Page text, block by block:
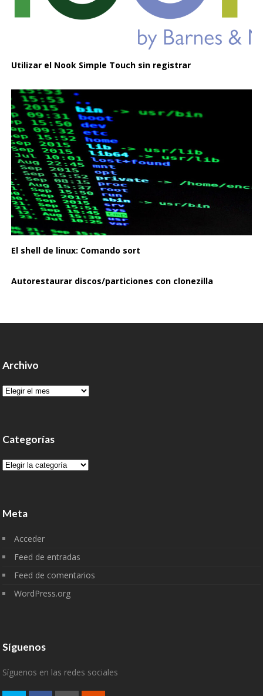
Utilizar el Nook Simple Touch sin registrar
El shell de linux: Comando sort
Autorestaurar discos/particiones con clonezilla
Archivo
Archivo
Categorías
Categorías
Meta
Acceder
Feed de entradas
Feed de comentarios
WordPress.org
Síguenos
Síguenos en las redes sociales